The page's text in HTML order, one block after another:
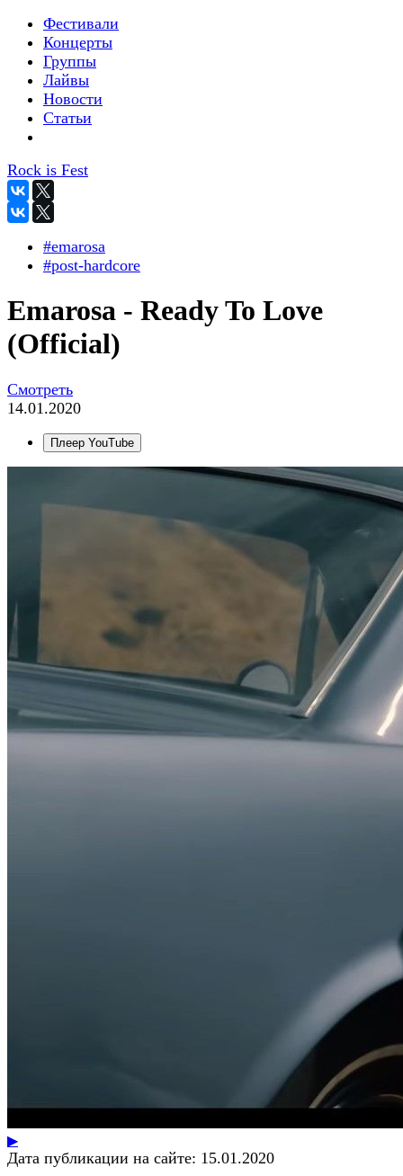
Фестивали
Концерты
Группы
Лайвы
Новости
Статьи
Rock is Fest
#emarosa
#post-hardcore
Emarosa - Ready To Love
(Official)
Смотреть
14.01.2020
Плеер YouTube
▶
Дата публикации на сайте: 15.01.2020